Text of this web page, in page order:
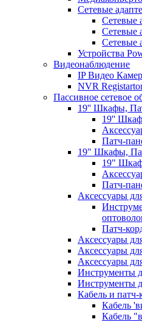
Сетевые
Сетевые
Сетевые
Сетевые
Устройства
Видеонаблюдение
IP Видео
NVR
Пассивное сетевое
19'' Шкафы,
19''
Патч-
19" Шкафы,
19"
Патч-
Аксессуары
Патч-
Аксессуары
Аксессуары
Аксессуары
Инструменты
Инструменты
Кабель и патч-
Кабель
Кабель